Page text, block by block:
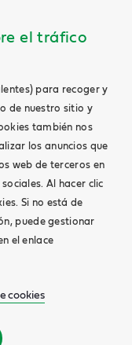
el tráfico
para recoger y
de nuestro sitio y
también nos
los anuncios que
web de terceros en
Al hacer clic
Si no está de
puede gestionar
el enlace
cookies